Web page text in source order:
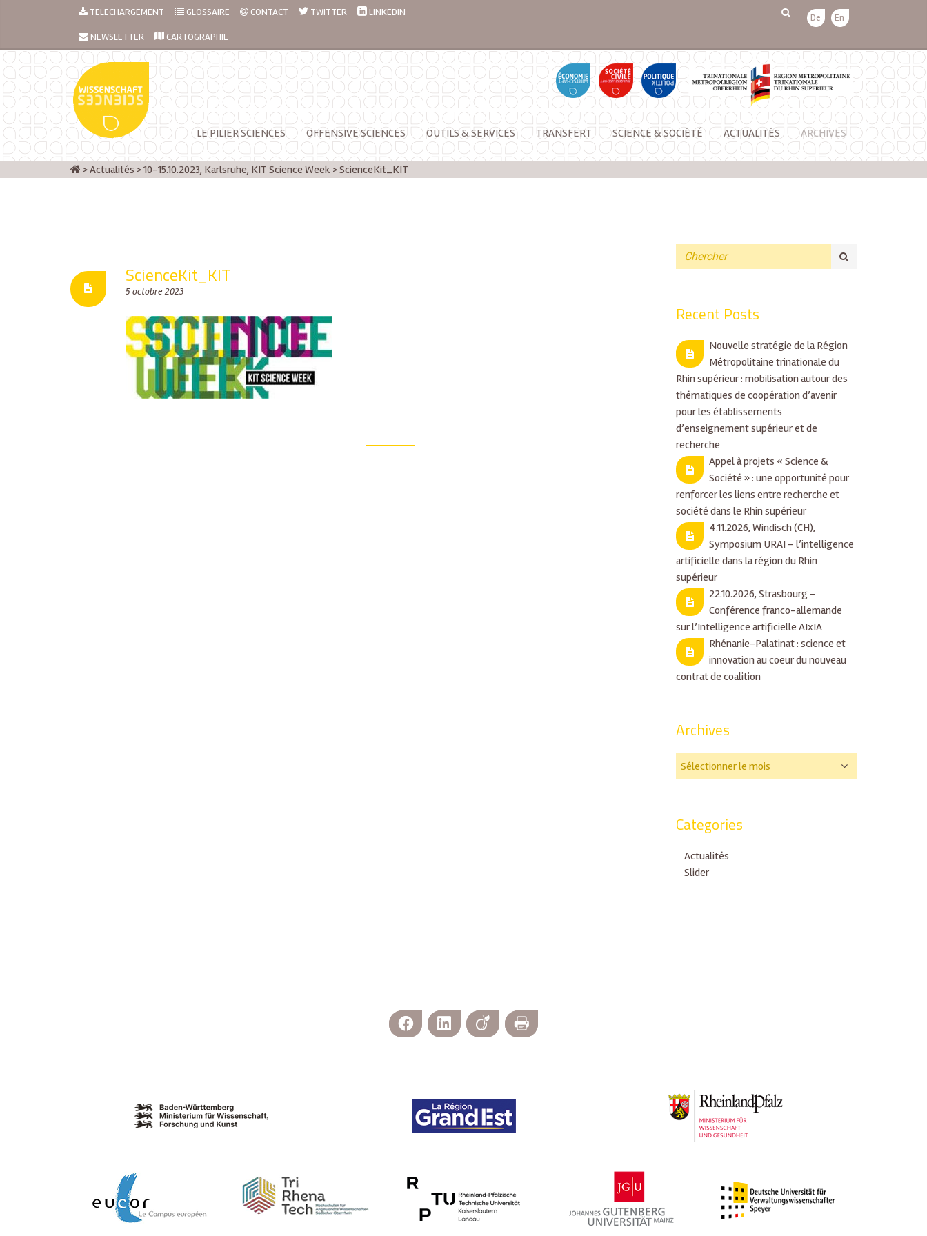
TELECHARGEMENT GLOSSAIRE CONTACT TWITTER LINKEDIN
NEWSLETTER CARTOGRAPHIE
De En
LE PILIER SCIENCES OFFENSIVE SCIENCES OUTILS & SERVICES TRANSFERT SCIENCE & SOCIÉTÉ ACTUALITÉS ARCHIVES
>Actualités >10-15.10.2023, Karlsruhe, KIT Science Week >ScienceKit_KIT
ScienceKit_KIT
5 octobre 2023
Recent Posts
Nouvelle stratégie de la Région
Métropolitaine trinationale du
Rhin supérieur : mobilisation autour des
thématiques de coopération d’avenir
pour les établissements
d’enseignement supérieur et de
recherche
Appel à projets « Science &
Société » : une opportunité pour
renforcer les liens entre recherche et
société dans le Rhin supérieur
4.11.2026, Windisch (CH),
Symposium URAI – l’intelligence
artificielle dans la région du Rhin
supérieur
22.10.2026, Strasbourg –
Conférence franco-allemande
sur l’Intelligence artificielle AIxIA
Rhénanie-Palatinat : science et
innovation au coeur du nouveau
contrat de coalition
Archives
Categories
Actualités
Slider
Facebook LinkedIn Viadeo